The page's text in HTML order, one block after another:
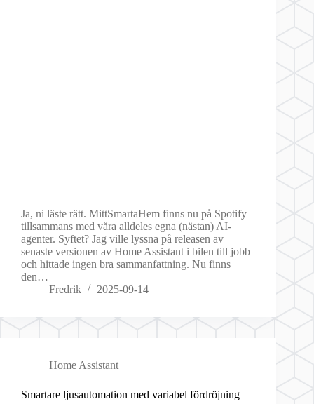
Ja, ni läste rätt. MittSmartaHem finns nu på Spotify
tillsammans med våra alldeles egna (nästan) AI-
agenter. Syftet? Jag ville lyssna på releasen av
senaste versionen av Home Assistant i bilen till jobb
och hittade ingen bra sammanfattning. Nu finns
den…
Fredrik
2025-09-14
Home Assistant
Smartare ljusautomation med variabel fördröjning